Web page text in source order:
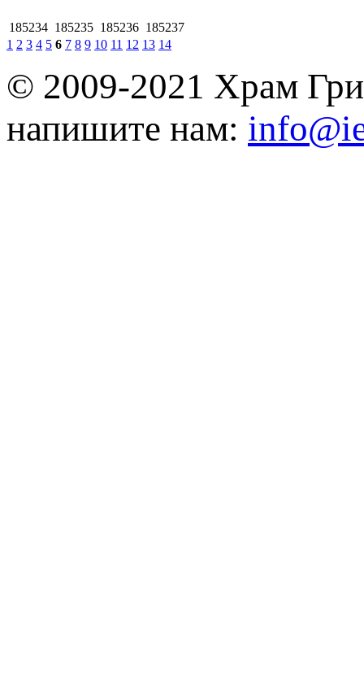
185234 185235 185236 185237
1 2 3 4 5 6 7 8 9 10 11 12 13 14
© 2009-2021 Храм
напишите нам: